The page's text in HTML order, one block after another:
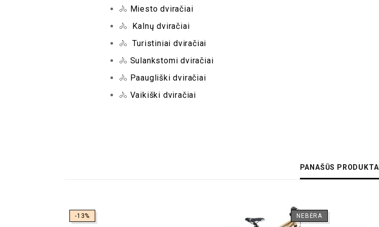
🚴 Miesto dviračiai
🚴 Kalnų dviračiai
🚴Turistiniai dviračiai
🚴 Sulankstomi dviračiai
🚴 Paaugliški dviračiai
🚴 Vaikiški dviračiai
PANAŠŪS PRODUKTAI
-13% NEBĖRA